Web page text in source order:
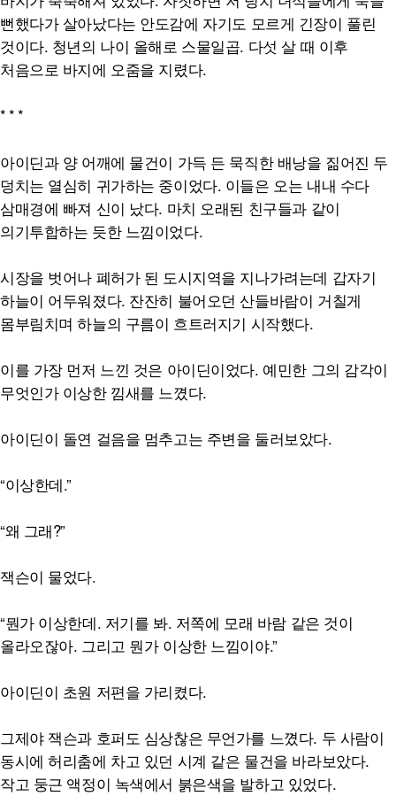
뻔했다가 살아났다는 안도감에 자기도 모르게 긴장이 풀린
것이다. 청년의 나이 올해로 스물일곱. 다섯 살 때 이후
처음으로 바지에 오줌을 지렸다.
***
아이딘과 양 어깨에 물건이 가득 든 묵직한 배낭을 짊어진 두
덩치는 열심히 귀가하는 중이었다. 이들은 오는 내내 수다
삼매경에 빠져 신이 났다. 마치 오래된 친구들과 같이
의기투합하는 듯한 느낌이었다.
시장을 벗어나 폐허가 된 도시지역을 지나가려는데 갑자기
하늘이 어두워졌다. 잔잔히 불어오던 산들바람이 거칠게
몸부림치며 하늘의 구름이 흐트러지기 시작했다.
이를 가장 먼저 느낀 것은 아이딘이었다. 예민한 그의 감각이
무엇인가 이상한 낌새를 느꼈다.
아이딘이 돌연 걸음을 멈추고는 주변을 둘러보았다.
“이상한데.”
“왜 그래?”
잭슨이 물었다.
“뭔가 이상한데. 저기를 봐. 저쪽에 모래 바람 같은 것이
올라오잖아. 그리고 뭔가 이상한 느낌이야.”
아이딘이 초원 저편을 가리켰다.
그제야 잭슨과 호퍼도 심상찮은 무언가를 느꼈다. 두 사람이
동시에 허리춤에 차고 있던 시계 같은 물건을 바라보았다.
작고 둥근 액정이 녹색에서 붉은색을 발하고 있었다.